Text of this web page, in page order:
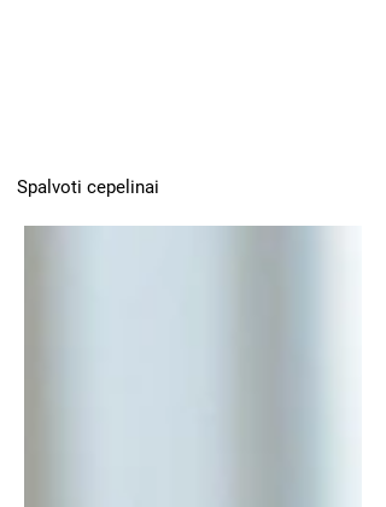
Spalvoti cepelinai